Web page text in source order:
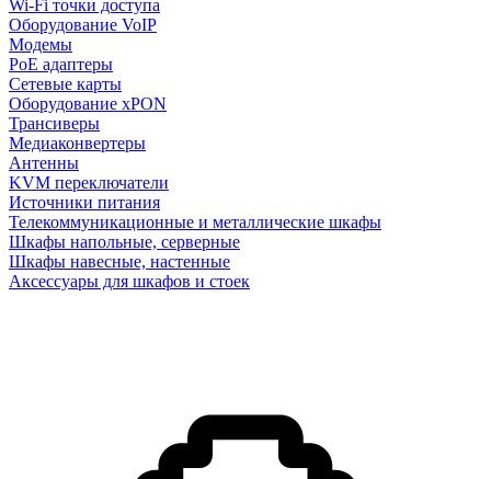
Wi-Fi точки доступа
Оборудование VoIP
Модемы
PoE адаптеры
Сетевые карты
Оборудование xPON
Трансиверы
Медиаконвертеры
Антенны
KVM переключатели
Источники питания
Телекоммуникационные и металлические шкафы
Шкафы напольные, серверные
Шкафы навесные, настенные
Аксессуары для шкафов и стоек